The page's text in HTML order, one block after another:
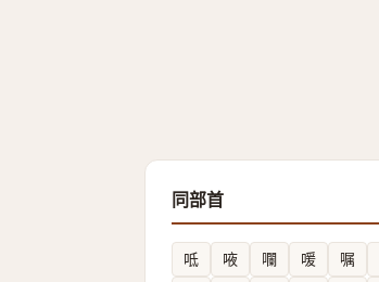
同部首
呧 㖡 㘓 喛 嘱